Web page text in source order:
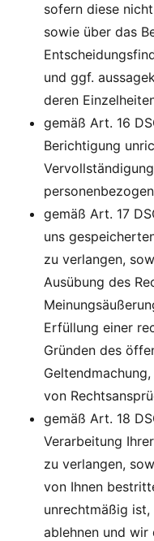
sofern diese
sowie über das
und ggf.
deren
gemäß Art. 16
Berichtigung
gemäß Art. 17
uns
zu verlangen,
Ausübung des
Erfüllung einer
Gründen des
von
gemäß Art. 18
Verarbeitung
zu verlangen,
von Ihnen
unrechtmäßig ist,
ablehnen und